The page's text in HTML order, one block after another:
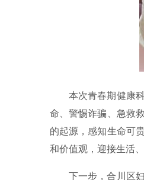
本次青春期健康
命、警惕诈骗、急救
的起源，感知生命可
和价值观，迎接生活
下一步，合川区